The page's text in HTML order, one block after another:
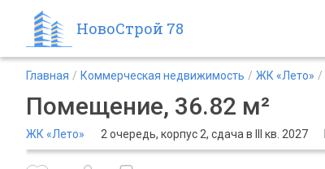
НовоСтрой 78
Главная Коммерческая недвижимость ЖК «Лето»
Помещение, 36.82 м²
ЖК «Лето» 2 очередь, корпус 2, сдача в III кв. 2027